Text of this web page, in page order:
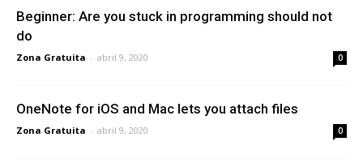
Beginner: Are you stuck in programming should not
do
Zona Gratuita - abril 9, 2020 0
OneNote for iOS and Mac lets you attach files
Zona Gratuita - abril 9, 2020 0